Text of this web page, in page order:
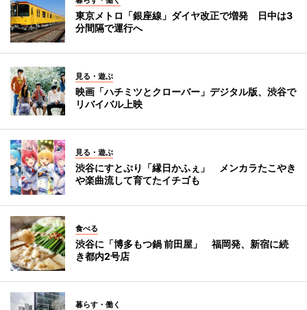
東京メトロ「銀座線」ダイヤ改正で増発 日中は3
分間隔で運行へ
見る・遊ぶ
映画「ハチミツとクローバー」デジタル版、渋谷で
リバイバル上映
見る・遊ぶ
渋谷にすとぷり「縁日かふぇ」 メンカラたこやき
や楽曲流して育てたイチゴも
食べる
渋谷に「博多もつ鍋 前田屋」 福岡発、新宿に続
き都内2号店
暮らす・働く